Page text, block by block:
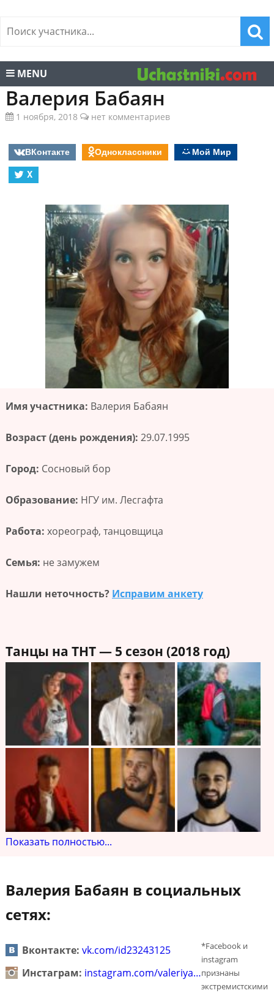
MENU
Валерия Бабаян
1 ноября, 2018 нет комментариев
ВКонтакте Одноклассники
Мой Мир
X
Имя участника: Валерия Бабаян
Возраст (день рождения): 29.07.1995
Город: Сосновый бор
Образование: НГУ им. Лесгафта
Работа: хореограф, танцовщица
Семья: не замужем
Нашли неточность? Исправим анкету
Танцы на ТНТ — 5 сезон (2018 год)
Показать полностью...
Валерия Бабаян в социальных
сетях:
Вконтакте: vk.com/id23243125
Инстаграм: instagram.com/valeriya…
*Facebook и
instagram
признаны
экстремистскими